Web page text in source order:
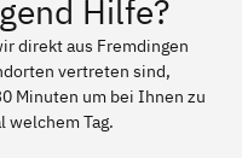
Hilfe?
direkt aus Fremdingen
vertreten sind,
Minuten um bei Ihnen zu
welchem Tag.